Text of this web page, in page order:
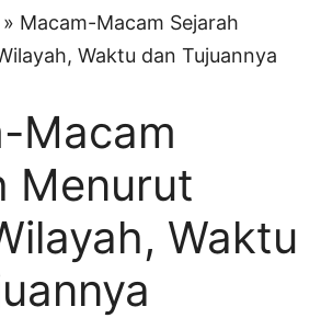
» Macam-Macam Sejarah
Waktu dan Tujuannya
Macam
Menurut
Waktu